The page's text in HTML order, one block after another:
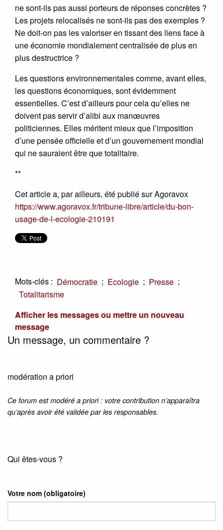
ne sont-ils pas aussi porteurs de réponses concrètes ?
Les projets relocalisés ne sont-ils pas des exemples ?
Ne doit-on pas les valoriser en tissant des liens face à
une économie mondialement centralisée de plus en
plus destructrice ?
Les questions environnementales comme, avant elles,
les questions économiques, sont évidemment
essentielles. C’est d’ailleurs pour cela qu’elles ne
doivent pas servir d’alibi aux manœuvres
politiciennes. Elles méritent mieux que l’imposition
d’une pensée officielle et d’un gouvernement mondial
qui ne sauraient être que totalitaire.
**
Cet article a, par ailleurs, été publié sur Agoravox
https://www.agoravox.fr/tribune-libre/article/du-bon-
usage-de-l-ecologie-210191
Mots-clés : Démocratie ; Ecologie ; Presse ;
Totalitarisme
Afficher les messages ou mettre un nouveau
message
Un message, un commentaire ?
modération a priori
Ce forum est modéré a priori : votre contribution n’apparaîtra
qu’après avoir été validée par les responsables.
Qui êtes-vous ?
Votre nom (obligatoire)